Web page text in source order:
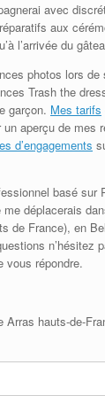
avec
aux
l’arrivée du
photos lors de
Trash the
garçon. Mes tarifs
aperçu de mes
d’engagements
basé sur
déplacerais
de France), en
n’hésitez
vous répondre.
Arras hauts-de-